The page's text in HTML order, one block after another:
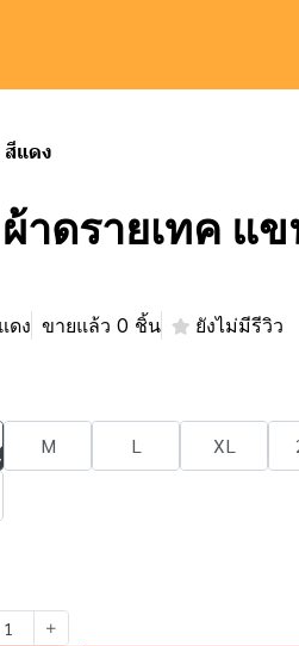
สีแดง
ผ้าดรายเทค แ
ดง ขายแล้ว 0 ชิ้น ยังไม่มีรีวิว
M L XL